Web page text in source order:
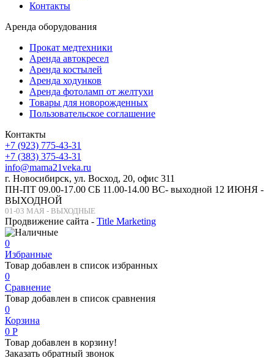
Контакты
Аренда оборудования
Прокат медтехники
Аренда автокресел
Аренда костылей
Аренда ходунков
Аренда фотоламп от желтухи
Товары для новорожденных
Пользовательское соглашение
Контакты
+7 (923) 775-43-31
+7 (383) 375-43-31
info@mama21veka.ru
г. Новосибирск, ул. Восход, 20, офис 311
ПН-ПТ 09.00-17.00 СБ 11.00-14.00 ВС- выходной 12 ИЮНЯ -
ВЫХОДНОЙ
01-03 МАЯ - ВЫХОДНЫЕ
Продвижение сайта - Title Marketing
0
Избранные
Товар добавлен в список избранных
0
Сравнение
Товар добавлен в список сравнения
0
Корзина
0 Р
Товар добавлен в корзину!
Заказать обратный звонок